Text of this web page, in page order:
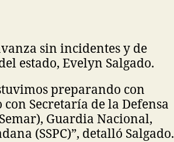
sin incidentes y de
estado, Evelyn Salgado.
preparando con
Secretaría de la Defensa
Guardia Nacional,
(SSPC)”, detalló Salgado.